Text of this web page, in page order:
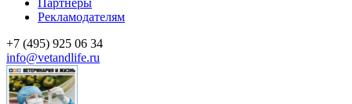
Партнеры
Рекламодателям
+7 (495) 925 06 34
info@vetandlife.ru